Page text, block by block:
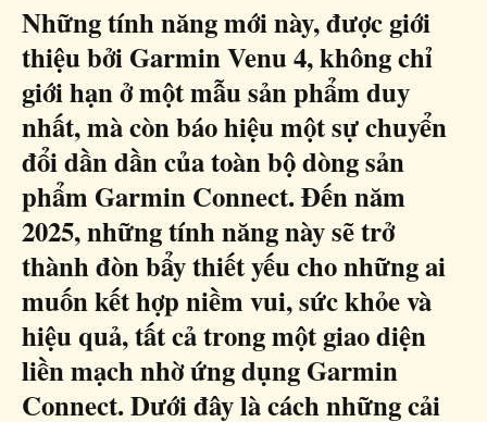
Những tính năng mới này, được giới
thiệu bởi Garmin Venu 4, không chỉ
giới hạn ở một mẫu sản phẩm duy
nhất, mà còn báo hiệu một sự chuyển
đổi dần dần của toàn bộ dòng sản
phẩm Garmin Connect. Đến năm
2025, những tính năng này sẽ trở
thành đòn bẩy thiết yếu cho những ai
muốn kết hợp niềm vui, sức khỏe và
hiệu quả, tất cả trong một giao diện
liền mạch nhờ ứng dụng Garmin
Connect. Dưới đây là cách những cải